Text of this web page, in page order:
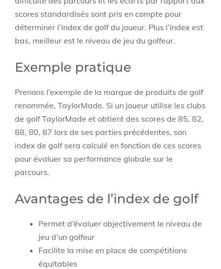
scores standardisés sont pris en compte pour
déterminer l’index de golf du joueur. Plus l’index est
bas, meilleur est le niveau de jeu du golfeur.
Exemple pratique
Prenons l’exemple de la marque de produits de golf
renommée, TaylorMade. Si un joueur utilise les clubs
de golf TaylorMade et obtient des scores de 85, 82,
88, 80, 87 lors de ses parties précédentes, son
index de golf sera calculé en fonction de ces scores
pour évaluer sa performance globale sur le
parcours.
Avantages de l’index de golf
Permet d’évaluer objectivement le niveau de
jeu d’un golfeur
Facilite la mise en place de compétitions
équitables